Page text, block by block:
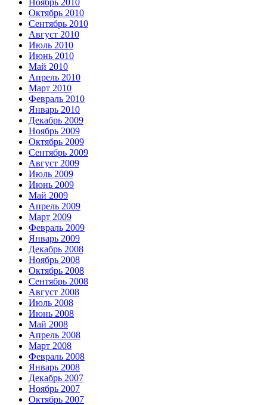
Октябрь 2010
Сентябрь 2010
Август 2010
Июль 2010
Июнь 2010
Май 2010
Апрель 2010
Март 2010
Февраль 2010
Январь 2010
Декабрь 2009
Ноябрь 2009
Октябрь 2009
Сентябрь 2009
Август 2009
Июль 2009
Июнь 2009
Май 2009
Апрель 2009
Март 2009
Февраль 2009
Январь 2009
Декабрь 2008
Ноябрь 2008
Октябрь 2008
Сентябрь 2008
Август 2008
Июль 2008
Июнь 2008
Май 2008
Апрель 2008
Март 2008
Февраль 2008
Январь 2008
Декабрь 2007
Ноябрь 2007
Октябрь 2007